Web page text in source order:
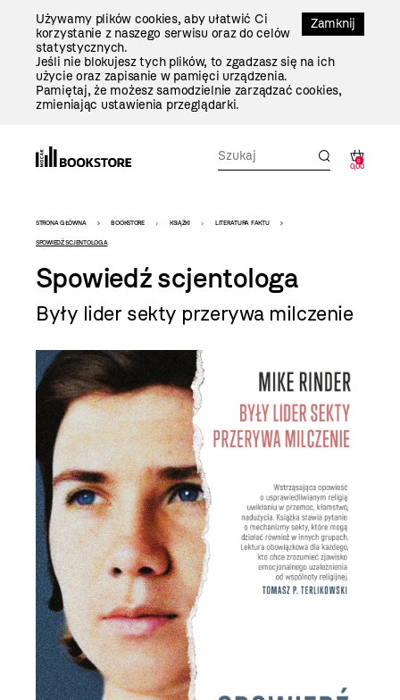
Zamknij
Używamy plików cookies, aby ułatwić Ci
korzystanie z naszego serwisu oraz do celów
statystycznych.
Jeśli nie blokujesz tych plików, to zgadzasz się na ich
użycie oraz zapisanie w pamięci urządzenia.
Pamiętaj, że możesz samodzielnie zarządzać cookies,
zmieniając ustawienia przeglądarki.
0
0,00
Bookstore
-
szablon
szczegóły
STRONA GŁÓWNA BOOKSTORE KSIĄŻKI LITERATURA FAKTU
SPOWIEDŹ SCJENTOLOGA
Spowiedź scjentologa
Były lider sekty przerywa milczenie